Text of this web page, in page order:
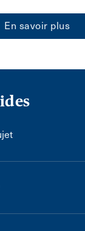
En savoir plus